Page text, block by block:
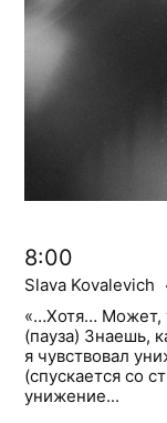
8:00
Slava Kovalevich
«…Хотя… Может,
(пауза) Знаешь,
я чувствовал
(спускается со
унижение...